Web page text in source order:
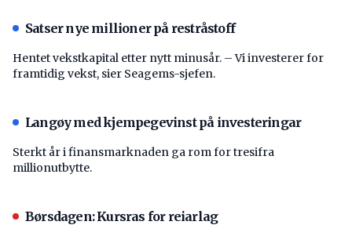
Satser nye millioner på restråstoff
Hentet vekstkapital etter nytt minusår. – Vi investerer for
framtidig vekst, sier Seagems-sjefen.
Langøy med kjempegevinst på investeringar
Sterkt år i finansmarknaden ga rom for tresifra
millionutbytte.
Børsdagen: Kursras for reiarlag